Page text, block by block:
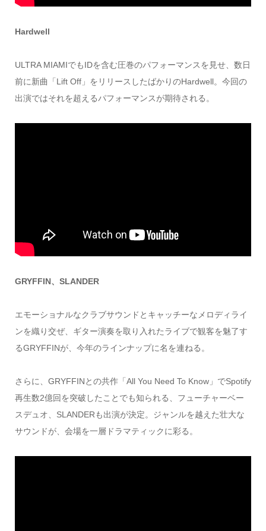
Hardwell
ULTRA MIAMIでもIDを含む圧巻のパフォーマンスを見せ、数日
前に新曲「Lift Off」をリリースしたばかりのHardwell。今回の
出演ではそれを超えるパフォーマンスが期待される。
GRYFFIN、SLANDER
エモーショナルなクラブサウンドとキャッチーなメロディライ
ンを織り交ぜ、ギター演奏を取り入れたライブで観客を魅了す
るGRYFFINが、今年のラインナップに名を連ねる。
さらに、GRYFFINとの共作「All You Need To Know」でSpotify
再生数2億回を突破したことでも知られる、フューチャーベー
スデュオ、SLANDERも出演が決定。ジャンルを越えた壮大な
サウンドが、会場を一層ドラマティックに彩る。